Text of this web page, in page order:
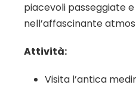
piacevoli passeggiate
nell’affascinante
Attività:
Visita l’antica